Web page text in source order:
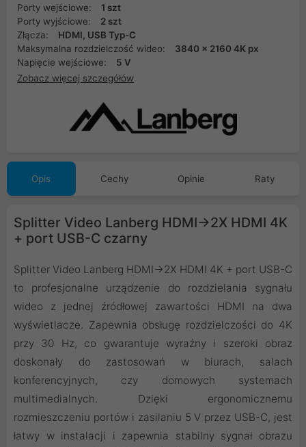
Porty wejściowe:
1 szt
Porty wyjściowe:
2 szt
Złącza:
HDMI, USB Typ-C
Maksymalna rozdzielczość wideo:
3840 x 2160 4K px
Napięcie wejściowe:
5 V
Zobacz więcej szczegółów
Opis Cechy Opinie Raty
Splitter Video Lanberg HDMI->2X HDMI 4K
+ port USB-C czarny
Splitter Video Lanberg HDMI->2X HDMI 4K + port USB-C
to profesjonalne urządzenie do rozdzielania sygnału
wideo z jednej źródłowej zawartości HDMI na dwa
wyświetlacze. Zapewnia obsługę rozdzielczości do 4K
przy 30 Hz, co gwarantuje wyraźny i szeroki obraz
doskonały do zastosowań w biurach, salach
konferencyjnych, czy domowych systemach
multimedialnych. Dzięki ergonomicznemu
rozmieszczeniu portów i zasilaniu 5 V przez USB-C, jest
łatwy w instalacji i zapewnia stabilny sygnał obrazu